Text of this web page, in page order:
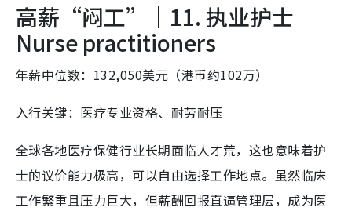
高薪“闷工”｜11. 执业护士
Nurse practitioners
年薪中位数：132,050美元（港币约102万）
入行关键：医疗专业资格、耐劳耐压
全球各地医疗保健行业长期面临人才荒，这也意味着护
士的议价能力极高，可以自由选择工作地点。虽然临床
工作繁重且压力巨大，但薪酬回报直逼管理层，成为医